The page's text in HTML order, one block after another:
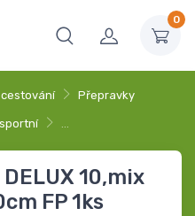
0
Přepravky
…
10,mix
FP 1ks